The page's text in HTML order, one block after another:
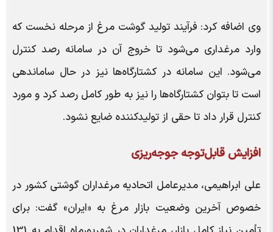
وی اضافه کرد: فرآیند تولید گوشت مرغ از مرحله نخست که
وارد مرغداری می‌شود تا خروج آن در سامانه رصد کنترل
می‌شود. این سامانه در کشتارگاه‌ها نیز در حال ساماندهی
است تا بتوان کشتارگاه‌ها را نیز به طور کامل رصد کرد و مورد
کنترل قرار داد تا حقی از تولیدکننده ضایع نشود.
افزایش قابل‌توجه جوجه‌ریزی
علی ابراهیمی، مدیرعامل اتحادیه مرغداران گوشتی کشور در
خصوص آخرین وضعیت بازار مرغ به «ایران» گفت: برای